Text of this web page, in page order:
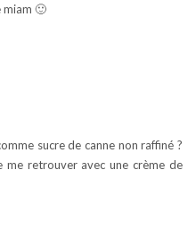
miam 🙂
sucre de canne non raffiné ?
me retrouver avec une crème de